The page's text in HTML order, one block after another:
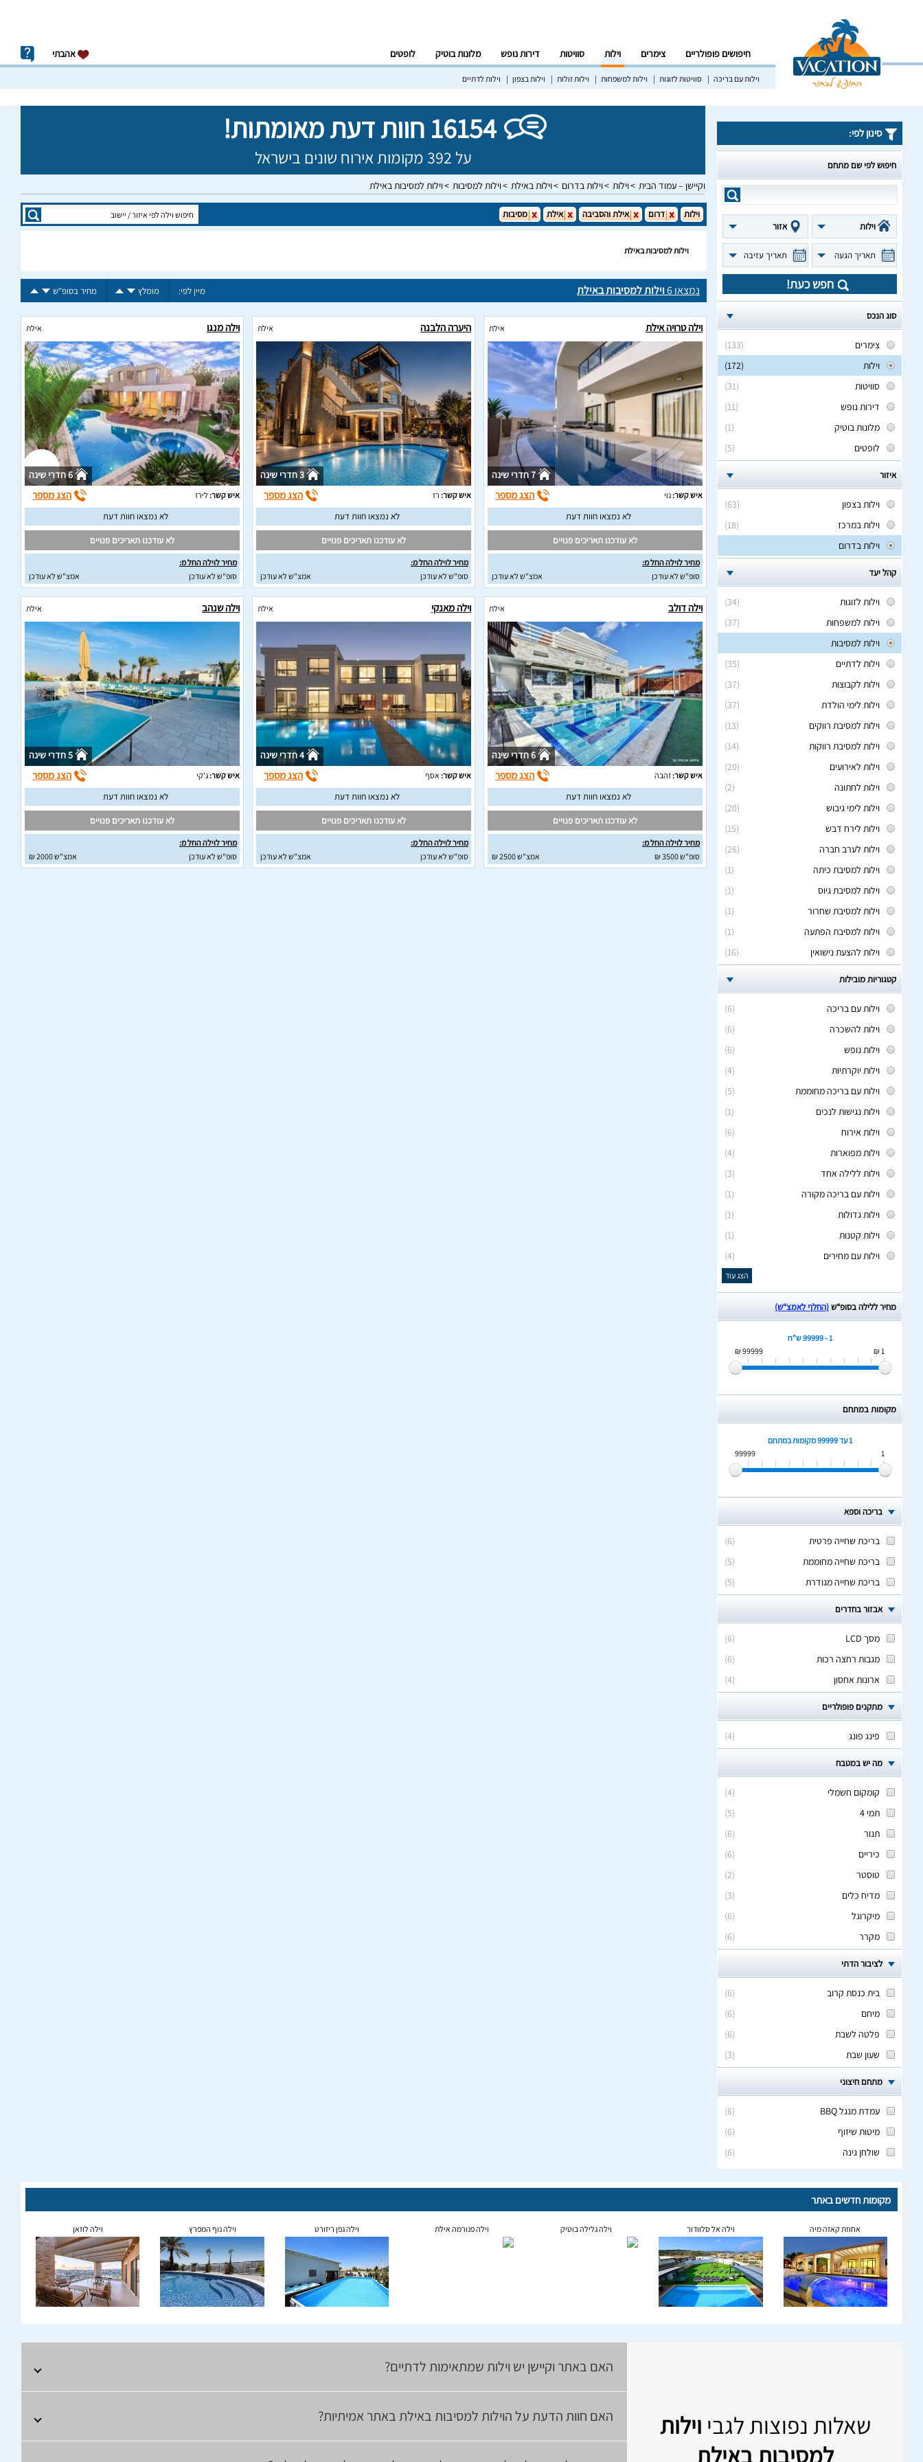
חיפושים פופולריים צימרים וילות סוויטות דירות נופש מלונות בוטיק לופטים אהבתי
וילות עם בריכה סוויטות לזוגות וילות למשפחות וילות זולות וילות בצפון וילות לדתיים
16154 חוות דעת מאומתות!
על 392 מקומות אירוח שונים בישראל
וקיישן – עמוד הבית וילות וילות בדרום וילות באילת וילות למסיבות וילות למסיבות באילת
סינון לפי:
חיפוש לפי שם מתחם
וילות אזור
תאריך הגעה תאריך עזיבה
חפש כעת!
סוג הנכס
(133)
צימרים
(172)
וילות
(31)
סוויטות
(11)
דירות נופש
(1)
מלונות בוטיק
(5)
לופטים
איזור
(63)
וילות בצפון
(18)
וילות במרכז
וילות בדרום
קהל יעד
(34)
וילות לזוגות
(37)
וילות למשפחות
וילות למסיבות
(35)
וילות לדתיים
(37)
וילות לקבוצות
(37)
וילות לימי הולדת
(13)
וילות למסיבת רווקים
(14)
וילות למסיבת רווקות
(20)
וילות לאירועים
(2)
וילות לחתונה
(20)
וילות לימי גיבוש
(15)
וילות לירח דבש
(26)
וילות לערב חברה
(1)
וילות למסיבת כיתה
(1)
וילות למסיבת גיוס
(1)
וילות למסיבת שחרור
(1)
וילות למסיבת הפתעה
(16)
וילות להצעת נישואין
קטגוריות מובילות
(6)
וילות עם בריכה
(6)
וילות להשכרה
(6)
וילות נופש
(4)
וילות יוקרתיות
(5)
וילות עם בריכה מחוממת
(1)
וילות נגישות לנכים
(6)
וילות אירוח
(4)
וילות מפוארות
(3)
וילות ללילה אחד
(1)
וילות עם בריכה מקורה
(1)
וילות גדולות
(1)
וילות קטנות
(4)
וילות עם מחירים
הצג עוד
מחיר ללילה בסופ“ש(החלף לאמצ“ש)
1 - 99999 ש"ח
1 ₪
99999 ₪
מקומות במתחם
1 עד 99999
מקומות במתחם
1
99999
בריכה וספא
(
6
)
בריכת שחייה פרטית
(
5
)
בריכת שחייה מחוממת
(
5
) בריכת שחייה מגודרת
אבזור בחדרים
(
6
)
מסך LCD
(
6
)
מגבות רחצה רכות
(
4
) ארונות אחסון
מתקנים פופולריים
(
4
) פינג פונג
מה יש במטבח
(
4
)
קומקום חשמלי
(
5
)
תמי 4
(
6
)
תנור
(
6
)
כיריים
(
2
)
טוסטר
(
3
)
מדיח כלים
(
6
)
מיקרוגל
(
6
) מקרר
לציבור הדתי
(
6
)
בית כנסת קרוב
(
6
)
מיחם
(
6
)
פלטה לשבת
(
3
) שעון שבת
מתחם חיצוני
(
6
)
עמדת מנגל BBQ
(
6
)
מיטות שיזוף
(
6
) שולחן גינה
וילות דרום אילת והסביבה אילת מסיבות
וילות למסיבות באילת
נמצאו6וילות למסיבות באילת מיין לפי: מומלץ מחיר בסופ"ש
וילה טרויה אילת אילת
7 חדרי שינה
איש קשר:נוי הצג מספר
לא נמצאו חוות דעת
לא עודכנו תאריכים פנויים
מחיר לוילה החל מ:
סופ"ש לא עודכן
אמצ"ש לא עודכן
היערה הלבנה אילת
3 חדרי שינה
איש קשר: רז הצג מספר
לא נמצאו חוות דעת
לא עודכנו תאריכים פנויים
מחיר לוילה החל מ:
סופ"ש לא עודכן
אמצ"ש לא עודכן
וילה מנגו אילת
6 חדרי שינה
איש קשר:לירז הצג מספר
לא נמצאו חוות דעת
לא עודכנו תאריכים פנויים
מחיר לוילה החל מ:
סופ"ש לא עודכן
אמצ"ש לא עודכן
וילה דולב אילת
6 חדרי שינה
איש קשר:זהבה הצג מספר
לא נמצאו חוות דעת
לא עודכנו תאריכים פנויים
מחיר לוילה החל מ:
סופ"ש 3500 ₪
אמצ"ש 2500 ₪
וילה מאנקי אילת
4 חדרי שינה
איש קשר: אסף הצג מספר
לא נמצאו חוות דעת
לא עודכנו תאריכים פנויים
מחיר לוילה החל מ:
סופ"ש לא עודכן
אמצ"ש לא עודכן
וילה שנהב אילת
5 חדרי שינה
איש קשר:ג'קי הצג מספר
לא נמצאו חוות דעת
לא עודכנו תאריכים פנויים
מחיר לוילה החל מ:
סופ"ש לא עודכן
אמצ"ש 2000 ₪
מקומות חדשים באתר
אחוזת קאזה מיה וילה אל סלוודור וילה גלילה בוטיק וילה פנורמה אילת וילה גפן ריזורט וילה נוף המפרץ וילה לוזאן
שאלות נפוצות לגבי וילות
למסיבות באילת
האם באתר וקיישן יש וילות שמתאימות לדתיים?
האם חוות הדעת על הוילות למסיבות באילת באתר אמיתיות?